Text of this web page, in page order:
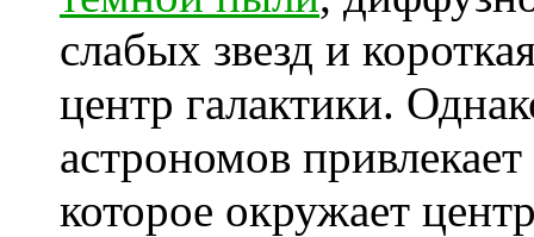
слабых звезд и
центр галактики.
астрономов
которое окружает